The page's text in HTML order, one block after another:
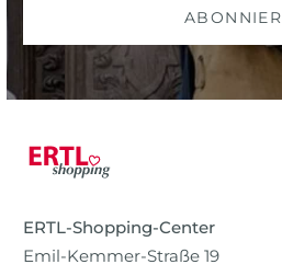
ERTL-Shopping-Center
Emil-Kemmer-Straße 19